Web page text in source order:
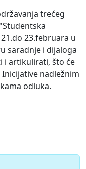
trećeg
23.februara u
saradnje i dijaloga
i artikulirati, što će
nadležnim
odluka.